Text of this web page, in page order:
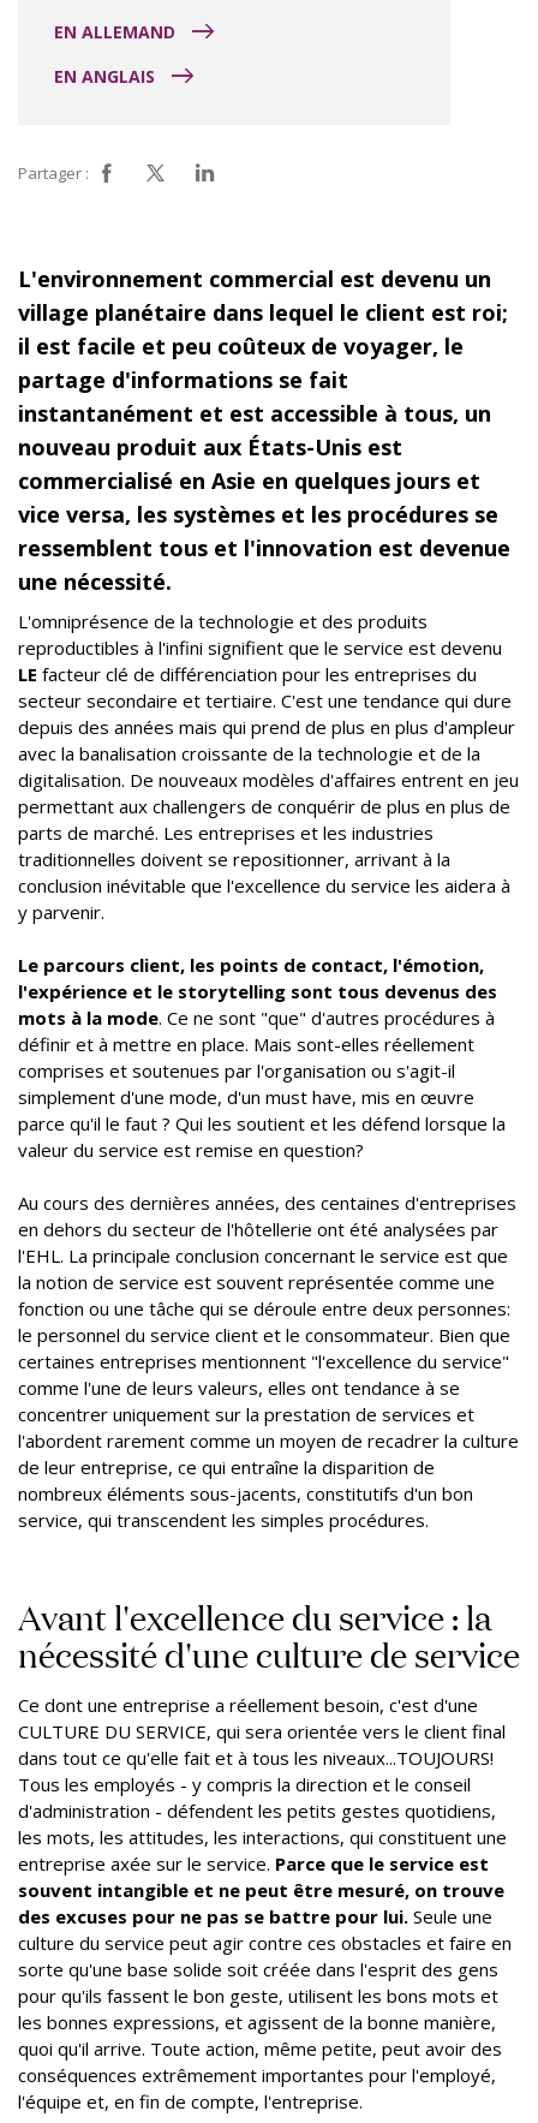
EN ALLEMAND
EN ANGLAIS
Partager :
L'environnement commercial est devenu un
village planétaire dans lequel le client est roi;
il est facile et peu coûteux de voyager, le
partage d'informations se fait
instantanément et est accessible à tous, un
nouveau produit aux États-Unis est
commercialisé en Asie en quelques jours et
vice versa, les systèmes et les procédures se
ressemblent tous et l'innovation est devenue
une nécessité.
L'omniprésence de la technologie et des produits
reproductibles à l'infini signifient que le service est devenu
LE facteur clé de différenciation pour les entreprises du
secteur secondaire et tertiaire. C'est une tendance qui dure
depuis des années mais qui prend de plus en plus d'ampleur
avec la banalisation croissante de la technologie et de la
digitalisation. De nouveaux modèles d'affaires entrent en jeu
permettant aux challengers de conquérir de plus en plus de
parts de marché. Les entreprises et les industries
traditionnelles doivent se repositionner, arrivant à la
conclusion inévitable que l'excellence du service les aidera à
y parvenir.
Le parcours client, les points de contact, l'émotion,
l'expérience et le storytelling sont tous devenus des
mots à la mode. Ce ne sont "que" d'autres procédures à
définir et à mettre en place. Mais sont-elles réellement
comprises et soutenues par l'organisation ou s'agit-il
simplement d'une mode, d'un must have, mis en œuvre
parce qu'il le faut ? Qui les soutient et les défend lorsque la
valeur du service est remise en question?
Au cours des dernières années, des centaines d'entreprises
en dehors du secteur de l'hôtellerie ont été analysées par
l'EHL. La principale conclusion concernant le service est que
la notion de service est souvent représentée comme une
fonction ou une tâche qui se déroule entre deux personnes:
le personnel du service client et le consommateur. Bien que
certaines entreprises mentionnent "l'excellence du service"
comme l'une de leurs valeurs, elles ont tendance à se
concentrer uniquement sur la prestation de services et
l'abordent rarement comme un moyen de recadrer la culture
de leur entreprise, ce qui entraîne la disparition de
nombreux éléments sous-jacents, constitutifs d'un bon
service, qui transcendent les simples procédures.
Avant l'excellence du service : la
nécessité d'une culture de service
Ce dont une entreprise a réellement besoin, c'est d'une
CULTURE DU SERVICE, qui sera orientée vers le client final
dans tout ce qu'elle fait et à tous les niveaux...TOUJOURS!
Tous les employés - y compris la direction et le conseil
d'administration - défendent les petits gestes quotidiens,
les mots, les attitudes, les interactions, qui constituent une
entreprise axée sur le service. Parce que le service est
souvent intangible et ne peut être mesuré, on trouve
des excuses pour ne pas se battre pour lui. Seule une
culture du service peut agir contre ces obstacles et faire en
sorte qu'une base solide soit créée dans l'esprit des gens
pour qu'ils fassent le bon geste, utilisent les bons mots et
les bonnes expressions, et agissent de la bonne manière,
quoi qu'il arrive. Toute action, même petite, peut avoir des
conséquences extrêmement importantes pour l'employé,
l'équipe et, en fin de compte, l'entreprise.